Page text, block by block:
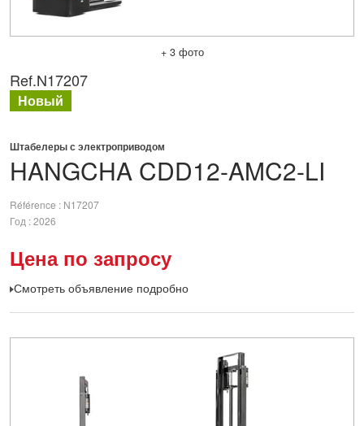
+ 3 фото
HANGCHA CDD12-AMC2-LI
Штабелеры с электроприводом
Référence
N17207
Год 2026
Цена по запросу
Смотреть объявление подробно
Ref.N17207
Новый